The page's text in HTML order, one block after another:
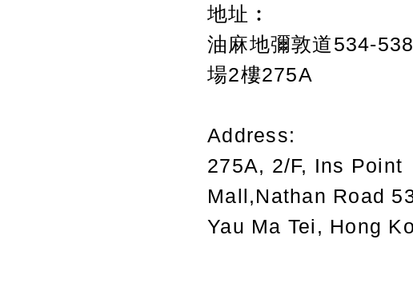
地址︰
油麻地彌敦道534-538
場2樓275A
Address:
275A, 2/F, Ins Point
Mall,Nathan Road
Yau Ma Tei, Hong